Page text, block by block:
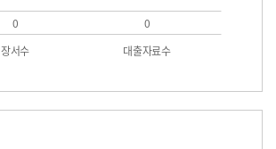
장서수 대출자료수
0 0